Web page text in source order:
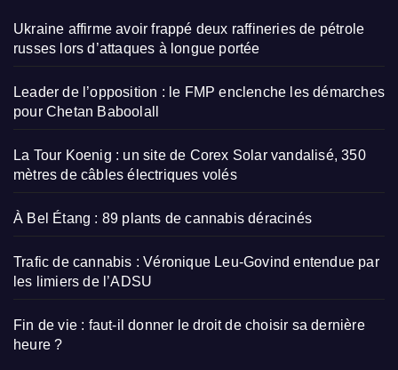
Ukraine affirme avoir frappé deux raffineries de pétrole
russes lors d’attaques à longue portée
Leader de l’opposition : le FMP enclenche les démarches
pour Chetan Baboolall
La Tour Koenig : un site de Corex Solar vandalisé, 350
mètres de câbles électriques volés
À Bel Étang : 89 plants de cannabis déracinés
Trafic de cannabis : Véronique Leu-Govind entendue par
les limiers de l’ADSU
Fin de vie : faut-il donner le droit de choisir sa dernière
heure ?